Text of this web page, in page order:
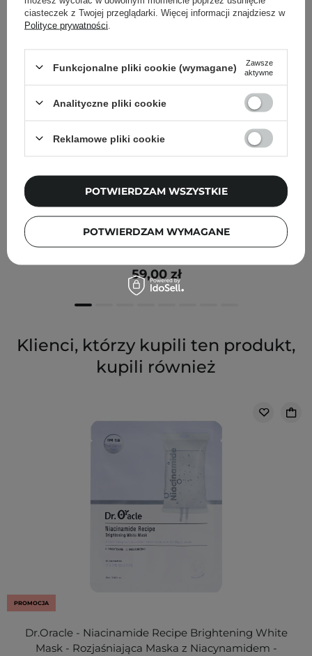
Ongredients - Skin Barrier Calming Lotion -
Wyciszająca Emulsja do Twarzy - Mini - 80ml
59,00 zł
Klienci, którzy kupili ten produkt,
kupili również
PROMOCJA
Dr.Oracle - Niacinamide Recipe Brightening White
Mask - Rozjaśniająca Maska z Niacynamidem -
ciasteczek z Twojej przeglądarki. Więcej informacji znajdziesz w
Polityce prywatności
Funkcjonalne pliki cookie (wymagane)
Zawsze
aktywne
Analityczne pliki cookie
Reklamowe pliki cookie
POTWIERDZAM WYMAGANE
POTWIERDZAM WSZYSTKIE